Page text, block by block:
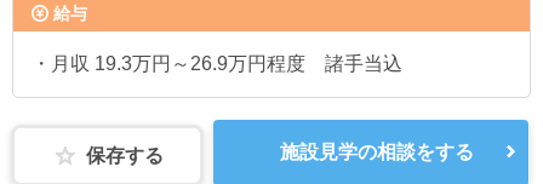
給与
・月収 19.3万円～26.9万円程度 諸手当込
保存する 施設見学の相談をする